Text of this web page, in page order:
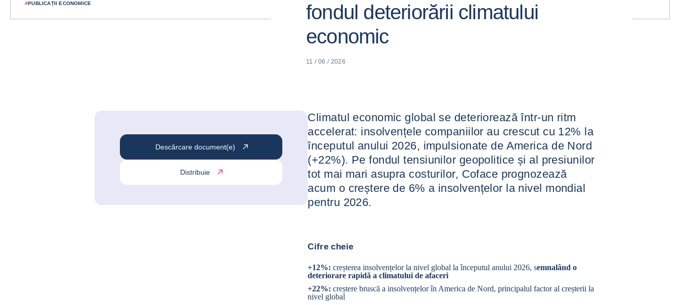
#PUBLICAȚII ECONOMICE
fondul deteriorării climatului
economic
11 / 06 / 2026
Descărcare document(e)
Distribuie
Climatul economic global se deteriorează într-un ritm
accelerat: insolvențele companiilor au crescut cu 12% la
începutul anului 2026, impulsionate de America de Nord
(+22%). Pe fondul tensiunilor geopolitice și al presiunilor
tot mai mari asupra costurilor, Coface prognozează
acum o creștere de 6% a insolvențelor la nivel mondial
pentru 2026.
Cifre cheie
+12%:creșterea insolvențelor la nivel global la începutul anului 2026, semnalând o
deteriorare rapidă a climatului de afaceri
+22%:creștere bruscă a insolvențelor în America de Nord, principalul factor al creșterii la
nivel global